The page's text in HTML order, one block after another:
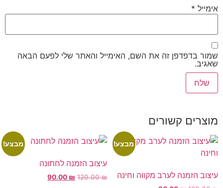
אימייל *
שמור בדפדפן זה את השם, האימייל והאתר שלי לפעם הבאה
שאגיב.
מוצרים קשורים
מבצע!
עיצוב הזמנה לערב מקווה וחינה
מבצע!
עיצוב הזמנה לחתונה
120.00₪
90.00 ₪